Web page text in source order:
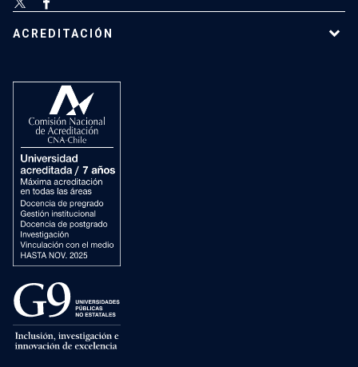
ACREDITACIÓN